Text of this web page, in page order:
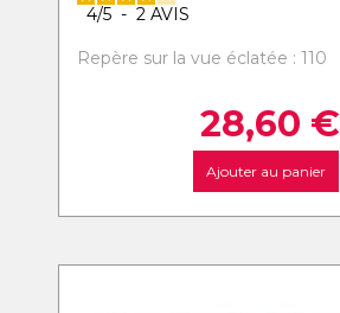
4/5 - 2 AVIS
Repère sur la vue éclatée : 110
28,60 €
Ajouter au panier